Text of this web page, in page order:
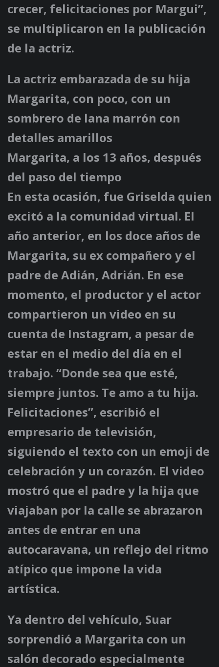
crecer, felicitaciones por Margui”,
se multiplicaron en la publicación
de la actriz.
La actriz embarazada de su hija
Margarita, con poco, con un
sombrero de lana marrón con
detalles amarillos
Margarita, a los 13 años, después
del paso del tiempo
En esta ocasión, fue Griselda quien
excitó a la comunidad virtual. El
año anterior, en los doce años de
Margarita, su ex compañero y el
padre de Adián, Adrián. En ese
momento, el productor y el actor
compartieron un video en su
cuenta de Instagram, a pesar de
estar en el medio del día en el
trabajo. “Donde sea que esté,
siempre juntos. Te amo a tu hija.
Felicitaciones”, escribió el
empresario de televisión,
siguiendo el texto con un emoji de
celebración y un corazón. El video
mostró que el padre y la hija que
viajaban por la calle se abrazaron
antes de entrar en una
autocaravana, un reflejo del ritmo
atípico que impone la vida
artística.
Ya dentro del vehículo, Suar
sorprendió a Margarita con un
salón decorado especialmente